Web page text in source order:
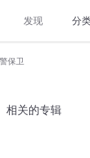
发现 分
保卫
相关的专辑